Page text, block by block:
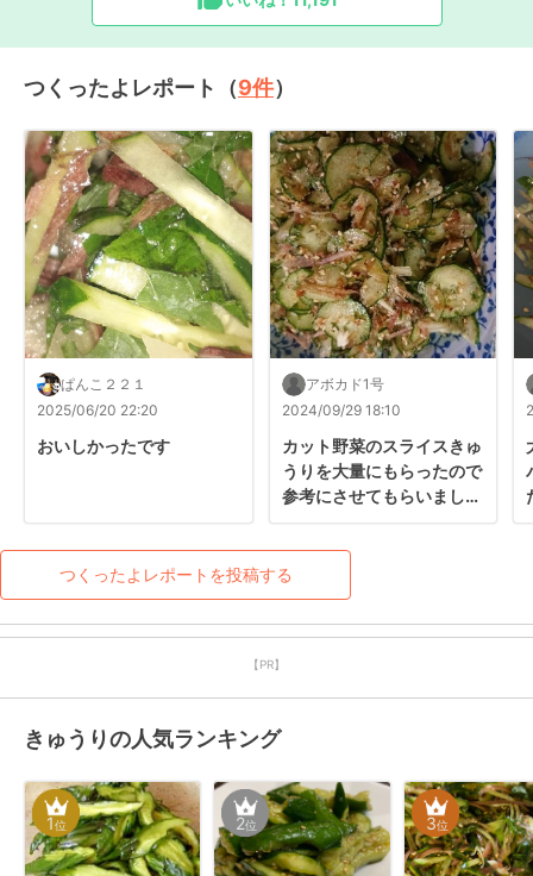
つくったよレポート（9件）
ぱんこ２２１
2025/06/20 22:20
おいしかったです
アボカド1号
2024/09/29 18:10
カット野菜のスライスきゅ
うりを大量にもらったので
参考にさせてもらいまし
みょうがも大葉もポン酢も
単体でそれぞれ好きなの
で、すごく美味しかったで
す。
つくったよレポートを投稿する
【PR】
きゅうりの人気ランキング
1位 2位 3位